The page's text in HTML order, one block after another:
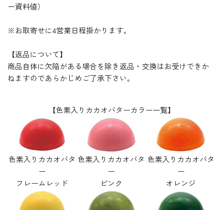
ー資料値）
※お取寄せに4営業日程掛かります。
【返品について】
商品自体に欠陥がある場合を除き返品・交換はお受けできか
ねますのであらかじめご了承下さい。
【色素入りカカオバターカラー一覧】
色素入りカカオバタ
ー
フレームレッド
色素入りカカオバタ
ー
ピンク
色素入りカカオバタ
ー
オレンジ